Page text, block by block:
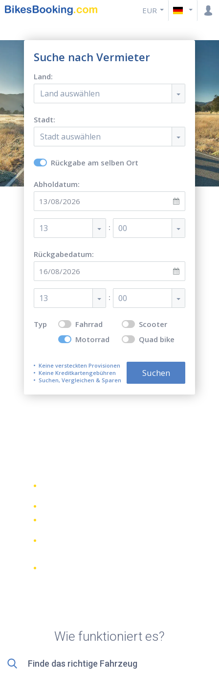
EUR
Suche nach Vermieter
Land:
Land auswählen
Stadt:
Stadt auswählen
Rückgabe am selben Ort
Abholdatum:
13 : 00
Rückgabedatum:
13 : 00
Typ Fahrrad
Scooter
Motorrad
Quad bike
Keine versteckten Provisionen
Keine Kreditkartengebühren
Suchen, Vergleichen & Sparen
Suchen
Wie funktioniert es?
Finde das richtige Fahrzeug